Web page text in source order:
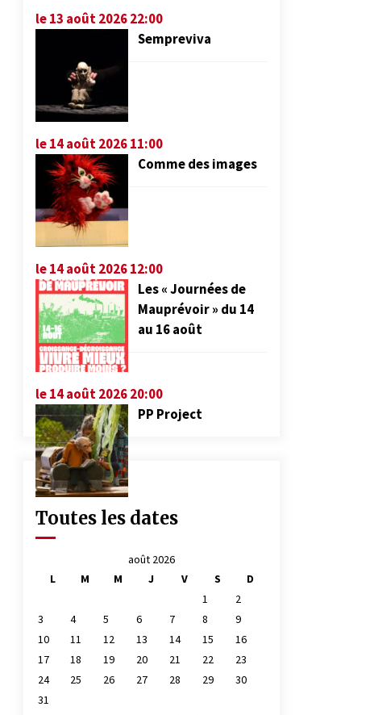
le 13 août 2026 22:00
Sempreviva
le 14 août 2026 11:00
Comme des images
le 14 août 2026 12:00
Les « Journées de
Mauprévoir » du 14
au 16 août
le 14 août 2026 20:00
PP Project
Toutes les dates
août 2026
L
M M J V S
D
1
2
3
4 5 6 7 8
9
10
11 12 13 14 15
16
17
18 19 20 21 22
23
24
25 26 27 28 29
30
31